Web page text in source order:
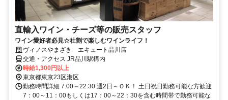
直輸入ワイン・チーズ等の販売スタッフ
ワイン愛好者必見☆社割で楽しむワインライフ！
ヴィノスやまざき エキュート品川店
交通・アクセス JR品川駅構内
時給1,300円以上
東京都東京23区港区
勤務時間詳細 7:00～22:30 週2日～ＯＫ！ 土日祝日勤務可能な方歓迎
7：00～11：00もしくは17：00～22：30を含む時間帯で勤務可能な